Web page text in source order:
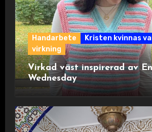
Handarbete
Kristen kvinnas
virkning
Virkad väst inspirerad av
Wednesday